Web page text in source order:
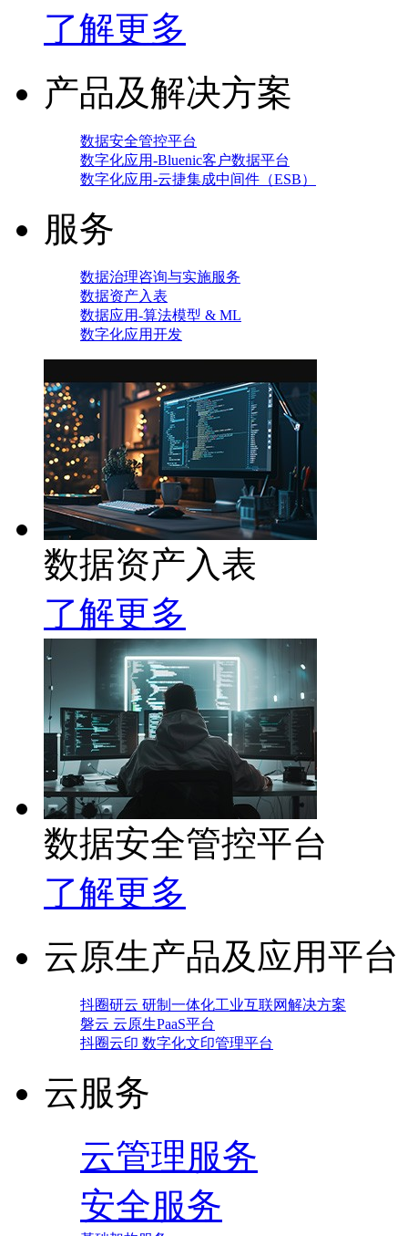
了解更多
产品及解决方案
数据安全管控平台
数字化应用-Bluenic客户数据平台
数字化应用-云捷集成中间件（ESB）
服务
数据治理咨询与实施服务
数据资产入表
数据应用-算法模型 & ML
数字化应用开发
数据资产入表
了解更多
数据安全管控平台
了解更多
云原生产品及应用平台
抖圈研云 研制一体化工业互联网解决方案
磐云 云原生PaaS平台
抖圈云印 数字化文印管理平台
云服务
云管理服务
安全服务